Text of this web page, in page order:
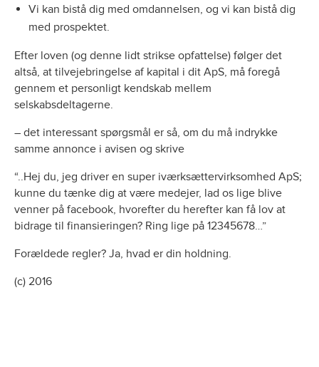
Vi kan bistå dig med omdannelsen, og vi kan bistå dig
med prospektet.
Efter loven (og denne lidt strikse opfattelse) følger det
altså, at tilvejebringelse af kapital i dit ApS, må foregå
gennem et personligt kendskab mellem
selskabsdeltagerne.
– det interessant spørgsmål er så, om du må indrykke
samme annonce i avisen og skrive
“..Hej du, jeg driver en super iværksættervirksomhed ApS;
kunne du tænke dig at være medejer, lad os lige blive
venner på facebook, hvorefter du herefter kan få lov at
bidrage til finansieringen? Ring lige på 12345678…”
Forældede regler? Ja, hvad er din holdning.
(c) 2016